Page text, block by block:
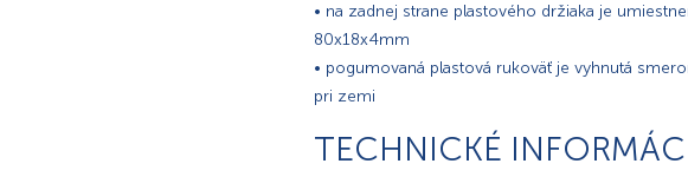
• na zadnej strane plastového držiaka je
80x18x4mm
• pogumovaná plastová rukoväť je vyhnutá
pri zemi
TECHNICKÉ